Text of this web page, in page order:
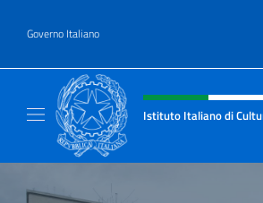
Governo Italiano
Intestazione sito,
Istituto Italiano di